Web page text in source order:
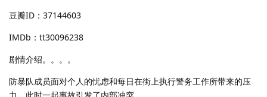
豆瓣ID：37144603
IMDb：tt30096238
剧情介绍。。。。
防暴队成员面对个人的忧虑和每日在街上执行警务工作所带来的压